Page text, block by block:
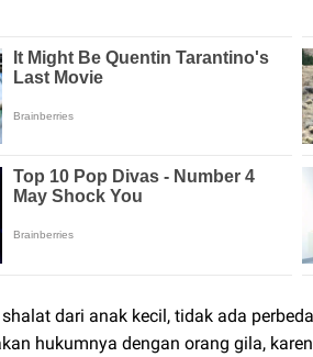
dari anak kecil, tidak ada
hukumnya dengan orang gila,